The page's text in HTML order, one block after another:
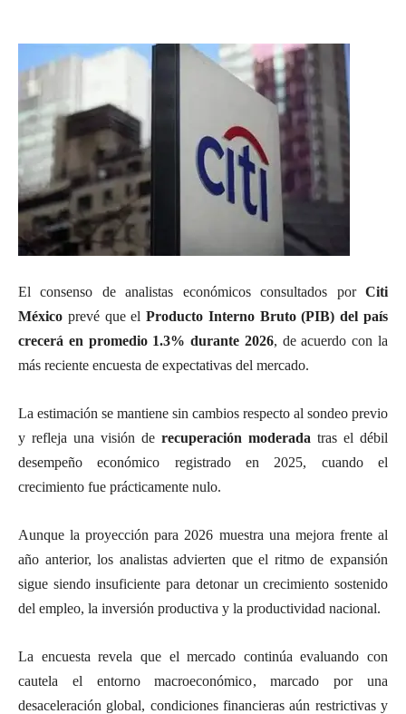
El consenso de analistas económicos consultados por Citi
México prevé que elProducto Interno Bruto (PIB) del país
crecerá en promedio 1.3% durante 2026, de acuerdo con la
más reciente encuesta de expectativas del mercado.
La estimación se mantiene sin cambios respecto al sondeo previo
y refleja una visión de recuperación moderada tras el débil
desempeño económico registrado en 2025, cuando el
crecimiento fue prácticamente nulo.
Aunque la proyección para 2026 muestra una mejora frente al
año anterior, los analistas advierten que el ritmo de expansión
sigue siendo insuficiente para detonar un crecimiento sostenido
del empleo, la inversión productiva y la productividad nacional.
La encuesta revela que el mercado continúa evaluando con
cautela el entorno macroeconómico, marcado por una
desaceleración global, condiciones financieras aún restrictivas y